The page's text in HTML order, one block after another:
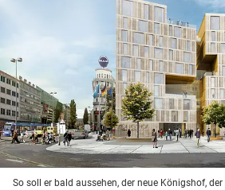
So soll er bald aussehen, der neue Königshof, der